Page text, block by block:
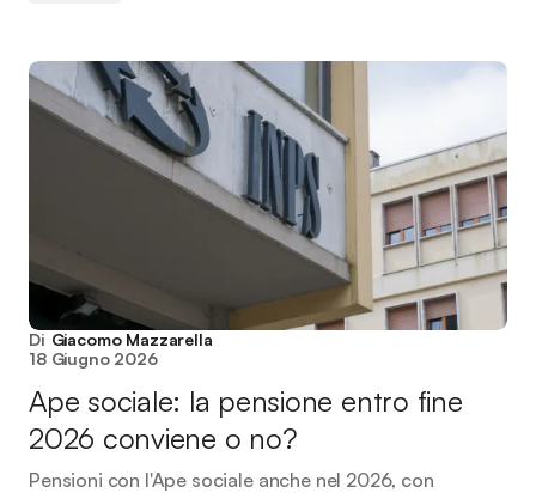
Di Giacomo Mazzarella
18 Giugno 2026
Ape sociale: la pensione entro fine
2026 conviene o no?
Pensioni con l'Ape sociale anche nel 2026, con